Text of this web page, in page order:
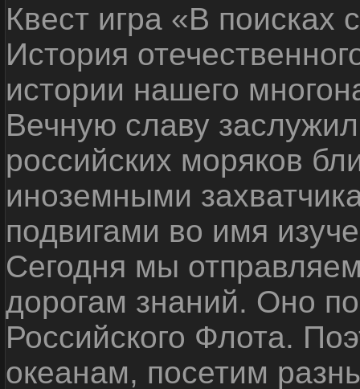
Квест игра «В
История
истории нашего
Вечную славу
российских моряков
иноземными
подвигами во имя
Сегодня мы
дорогам знаний. Оно
Российского Флота.
океанам, посетим